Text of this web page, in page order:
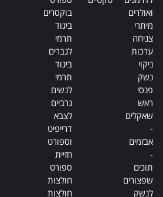
ואולרים
מיתרי
צניחה
ערכות
ניקוי
נשק
פנסי
ראש
שאקלים
-
אבזמים
-
תוכים
שפצורים
לנשק
בוקסרים
ביגוד
תרמי
לגברים
ביגוד
תרמי
לנשים
גרביים
לצבא
דרייפיט
וספורט
חזיית
ספורט
חולצות
חולצות